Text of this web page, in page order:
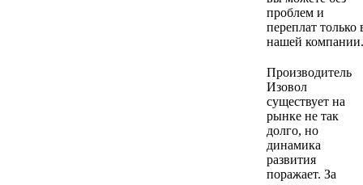
проблем и
переплат только
нашей компании.
Производитель
Изовол
существует на
рынке не так
долго, но
динамика
развития
поражает. За